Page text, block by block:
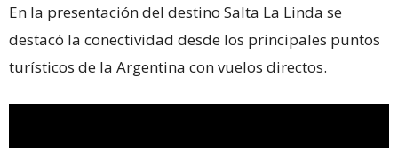
En la presentación del destino Salta La Linda se
destacó la conectividad desde los principales puntos
turísticos de la Argentina con vuelos directos.